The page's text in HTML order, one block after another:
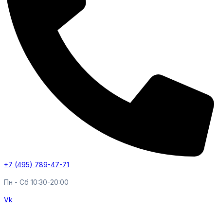
+7 (495) 789-47-71
Пн - Cб 10:30-20:00
Vk